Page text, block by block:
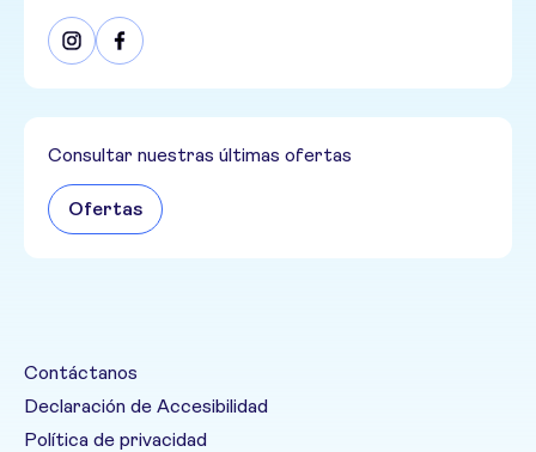
Consultar nuestras últimas ofertas
Ofertas
Contáctanos
Declaración de Accesibilidad
Política de privacidad